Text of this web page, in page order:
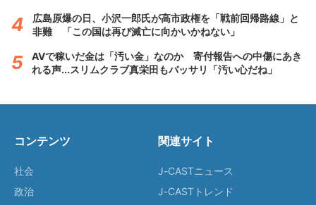
広島原爆の日、小沢一郎氏が高市政権を「戦前回帰路線」と
非難 「この国は再び滅亡に向かいかねない」
AVで稼いだ金は「汚い金」なのか 寄付報告への中傷にあき
れる声...スリムクラブ真栄田もバッサリ「汚い心だね」
コンテンツ
社会
政治
関連サイト
J-CASTニュース
J-CASTトレンド